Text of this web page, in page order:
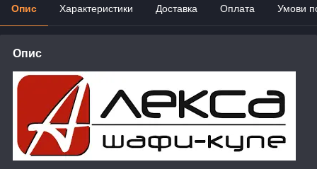
Опис Характеристики Доставка Оплата Умови
Опис